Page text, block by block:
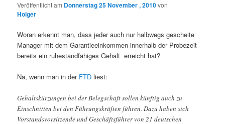
Veröffentlicht am Donnerstag 25 November , 2010von
Holger
Woran erkennt man, dass jeder auch nur halbwegs gescheite
Manager mit dem Garantieeinkommen innerhalb der Probezeit
bereits ein ruhestandfähiges Gehalt erreicht hat?
Na, wenn man in der FTD liest:
Gehaltskürzungen bei der Belegschaft sollen künftig auch zu
Einschnitten bei den Führungskräften führen. Dazu haben sich
Vorstandsvorsitzende und Geschäftsführer von 21 deutschen